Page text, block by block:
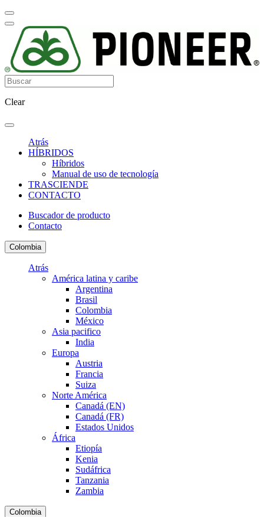
Clear
Atrás
HÍBRIDOS
Híbridos
Manual de uso de tecnología
TRASCIENDE
CONTACTO
Buscador de producto
Contacto
Colombia
Atrás
América latina y caribe
Argentina
Brasil
Colombia
México
Asia pacifico
India
Europa
Austria
Francia
Suiza
Norte América
Canadá (EN)
Canadá (FR)
Estados Unidos
África
Etiopía
Kenia
Sudáfrica
Tanzania
Zambia
Colombia